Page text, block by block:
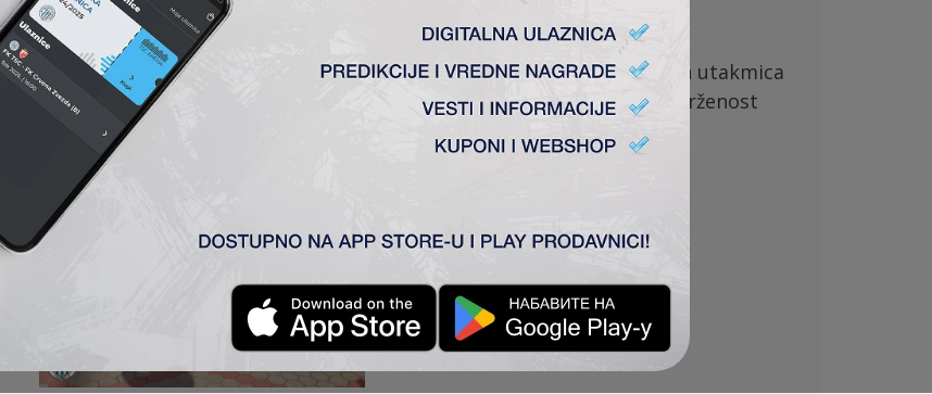
pripremne utakmice u Budimpešti protiv Honveda. Posle odigranih utakmica
pari kopačk
igrače, čime je ponovodokazao privrženost